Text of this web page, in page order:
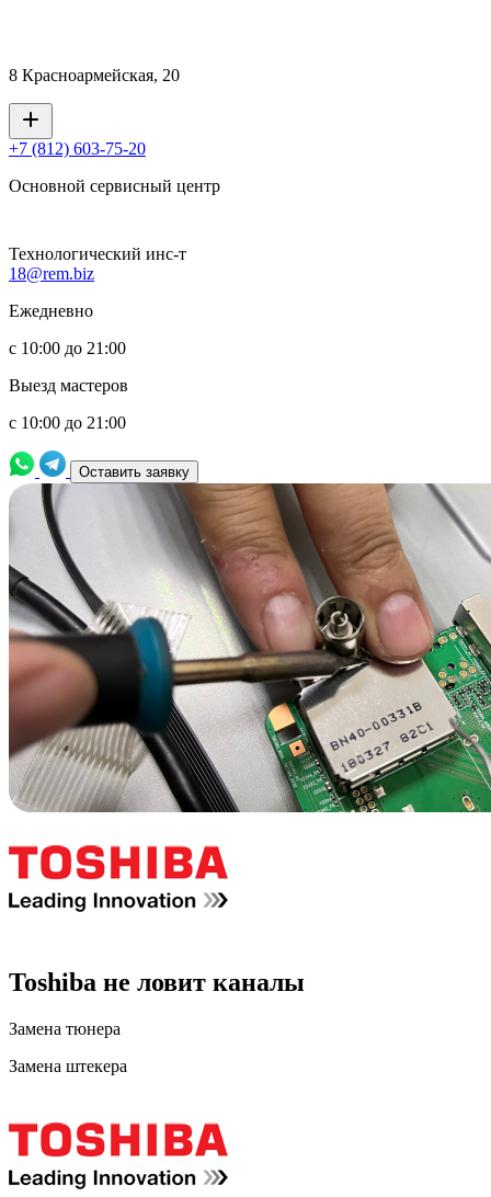
8 Красноармейская, 20
+7 (812) 603-75-20
Основной сервисный центр
Технологический инс-т
18@rem.biz
Ежедневно
с 10:00 до 21:00
Выезд мастеров
с 10:00 до 21:00
Оставить заявку
Toshiba не ловит каналы
Замена тюнера
Замена штекера